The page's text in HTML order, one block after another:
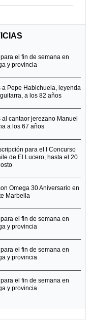
el fin de semana en
y provincia
a Pepe Habichuela, leyenda
a los 82 años
al cantaor jerezano Manuel
a los 67 años
para el I Concurso
de El Lucero, hasta el 20
Omega 30 Aniversario en
Marbella
el fin de semana en
y provincia
el fin de semana en
y provincia
el fin de semana en
y provincia